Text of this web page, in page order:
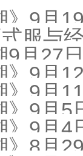
》9月
服与
9月27
》9月
》9月
》9月
》9月4
》8月